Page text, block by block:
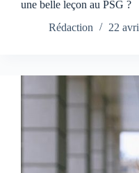
une belle leçon au PSG ?
Rédaction
22